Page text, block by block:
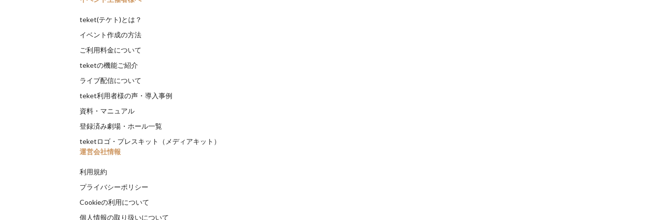
teket(テケト)とは？
イベント作成の方法
ご利用料金について
teketの機能ご紹介
ライブ配信について
teket利用者様の声・導入事例
資料・マニュアル
登録済み劇場・ホール一覧
teketロゴ・プレスキット（メディアキット）
運営会社情報
利用規約
プライバシーポリシー
Cookieの利用について
個人情報の取り扱いについて